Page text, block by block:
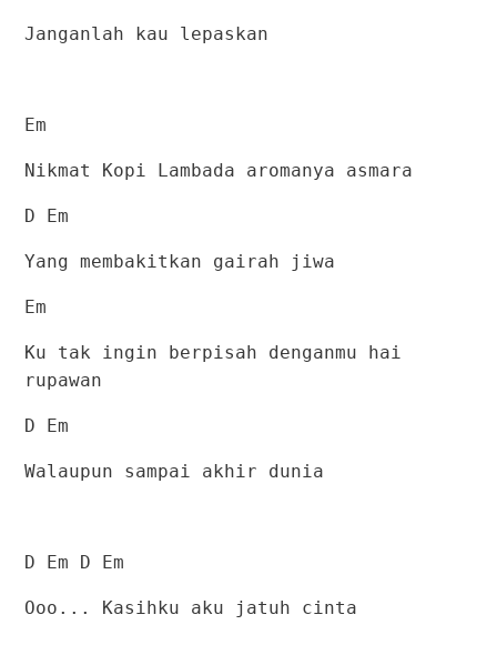
Janganlah kau lepaskan
Em
Nikmat Kopi Lambada aromanya asmara
D Em
Yang membakitkan gairah jiwa
Em
Ku tak ingin berpisah denganmu hai
rupawan
D Em
Walaupun sampai akhir dunia
D Em D Em
Ooo... Kasihku aku jatuh cinta